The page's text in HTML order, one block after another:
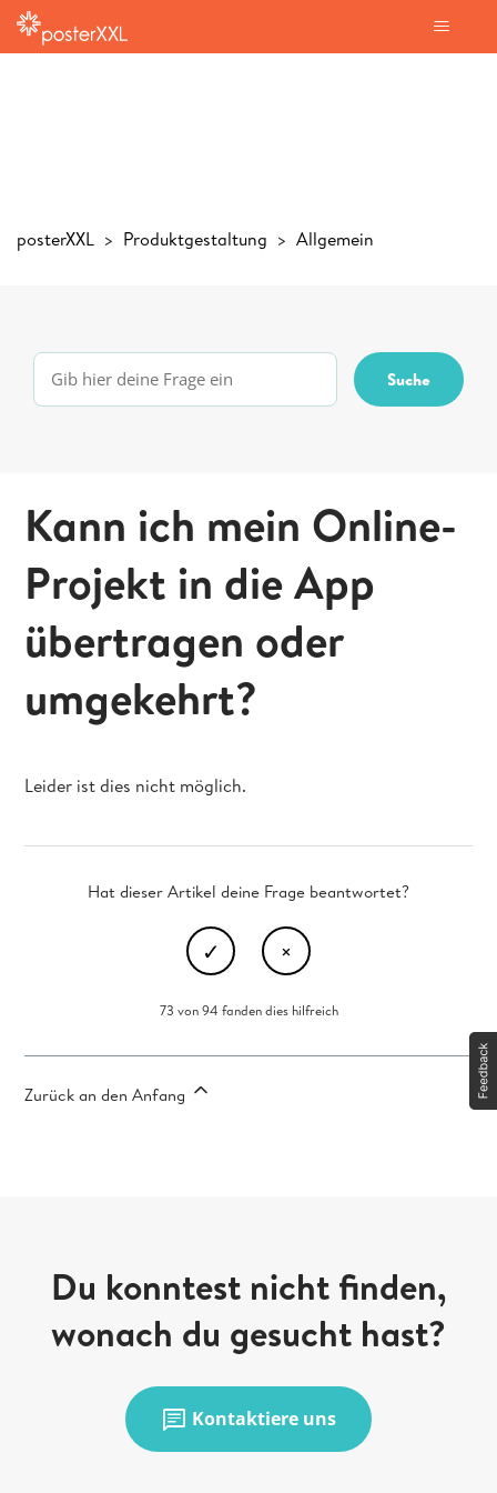
posterXXL Produktgestaltung Allgemein
Kann ich mein Online-
Projekt in die App
übertragen oder
umgekehrt?
Leider ist dies nicht möglich.
Hat dieser Artikel deine Frage beantwortet?
73 von 94 fanden dies hilfreich
Zurück an den Anfang
Du konntest nicht finden,
wonach du gesucht hast?
chat Kontaktiere uns